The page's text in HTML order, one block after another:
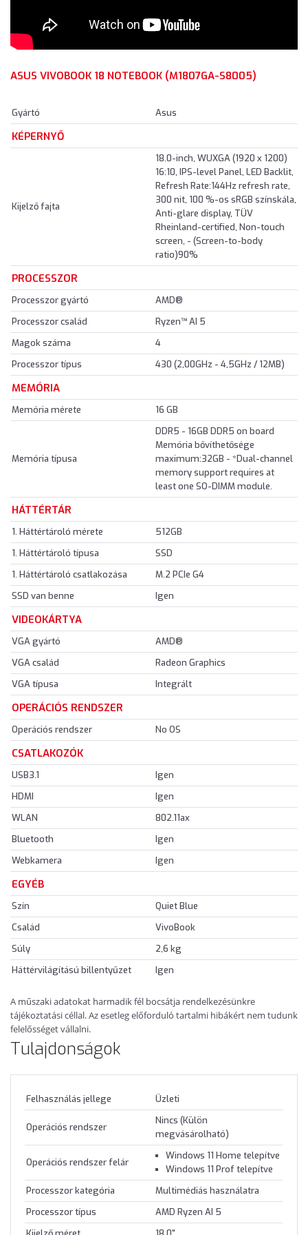
ASUS VIVOBOOK 18 NOTEBOOK (M1807GA-S8005)
Gyártó Asus
KÉPERNYŐ
Kijelző fajta
18.0-inch, WUXGA (1920 x 1200)
16:10, IPS-level Panel, LED Backlit,
Refresh Rate:144Hz refresh rate,
300 nit, 100 %-os sRGB színskála,
Anti-glare display, TÜV
Rheinland-certified, Non-touch
screen, - (Screen-to-body
ratio)90%
PROCESSZOR
Processzor gyártó
AMD®
Processzor család
Ryzen™ AI 5
Magok száma
4
Processzor típus
430 (2,00GHz - 4,5GHz / 12MB)
MEMÓRIA
Memória mérete 16 GB
Memória típusa
DDR5 - 16GB DDR5 on board
Memória bővíthetősége
maximum:32GB - *Dual-channel
memory support requires at
least one SO-DIMM module.
HÁTTÉRTÁR
1. Háttértároló mérete
512GB
1. Háttértároló típusa
SSD
1. Háttértároló csatlakozása
M.2 PCIe G4
SSD van benne
Igen
VIDEOKÁRTYA
VGA gyártó
AMD®
VGA család
Radeon Graphics
VGA típusa
Integrált
OPERÁCIÓS RENDSZER
Operációs rendszer No OS
CSATLAKOZÓK
USB3.1
Igen
HDMI
Igen
WLAN
802.11ax
Bluetooth
Igen
Webkamera
Igen
EGYÉB
Szín
Quiet Blue
Család
VivoBook
Súly
2,6 kg
Háttérvilágítású billentyűzet
Igen
A műszaki adatokat harmadik fél bocsátja rendelkezésünkre
tájékoztatási céllal. Az esetleg előforduló tartalmi hibákért nem tudunk
felelősséget vállalni.
Tulajdonságok
Felhasználás jellege Üzleti
Operációs rendszer
Nincs (Külön
megvásárolható)
Operációs rendszer felár
Windows 11 Home telepítve
Windows 11 Prof telepítve
Processzor kategória
Multimédiás használatra
Processzor típus
AMD Ryzen AI 5